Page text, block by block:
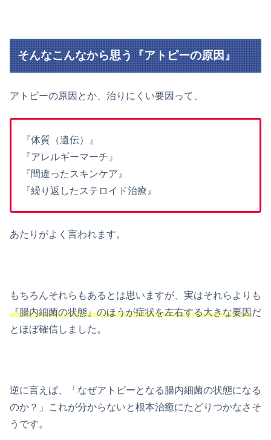
そんなこんなから思う『アトピーの原因』
アトピーの原因とか、治りにくい要因って、
『体質（遺伝）』
『アレルギーマーチ』
『間違ったスキンケア』
『繰り返したステロイド治療』
あたりがよく言われます。
もちろんそれらもあるとは思いますが、実はそれらよりも
『腸内細菌の状態』のほうが症状を左右する大きな要因だ
とほぼ確信しました。
逆に言えば、「なぜアトピーとなる腸内細菌の状態になる
のか？」これが分からないと根本治癒にたどりつかなさそ
うです。